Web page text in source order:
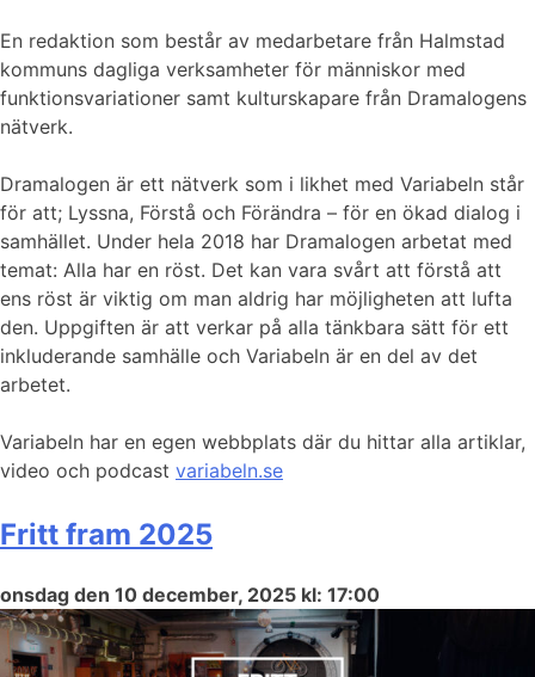
En redaktion som består av medarbetare från Halmstad
kommuns dagliga verksamheter för människor med
funktionsvariationer samt kulturskapare från Dramalogens
nätverk.
Dramalogen är ett nätverk som i likhet med Variabeln står
för att; Lyssna, Förstå och Förändra – för en ökad dialog i
samhället. Under hela 2018 har Dramalogen arbetat med
temat: Alla har en röst. Det kan vara svårt att förstå att
ens röst är viktig om man aldrig har möjligheten att lufta
den. Uppgiften är att verkar på alla tänkbara sätt för ett
inkluderande samhälle och Variabeln är en del av det
arbetet.
Variabeln har en egen webbplats där du hittar alla artiklar,
video och podcast variabeln.se
Fritt fram 2025
onsdag den 10 december, 2025 kl: 17:00